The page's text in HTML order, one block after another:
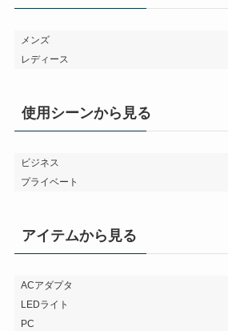
メンズ
レディース
使用シーンから見る
ビジネス
プライベート
アイテムから見る
ACアダプタ
LEDライト
PC